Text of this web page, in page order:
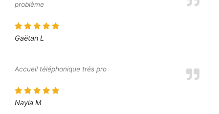
problème
Gaëtan L
Accueil téléphonique trés pro
Nayla M